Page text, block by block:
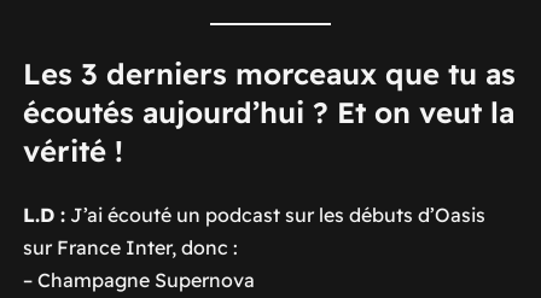
Les 3 derniers morceaux que tu as
écoutés aujourd’hui ? Et on veut la
vérité !
L.D :J’ai écouté un podcast sur les débuts d’Oasis
sur France Inter, donc :
– Champagne Supernova